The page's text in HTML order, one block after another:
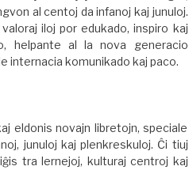
al centoj da infanoj kaj junuloj.
iloj por edukado, inspiro kaj
helpante al la nova generacio
internacia komunikado kaj paco.
eldonis novajn libretojn, speciale
junuloj kaj plenkreskuloj. Ĉi tiuj
tra lernejoj, kulturaj centroj kaj